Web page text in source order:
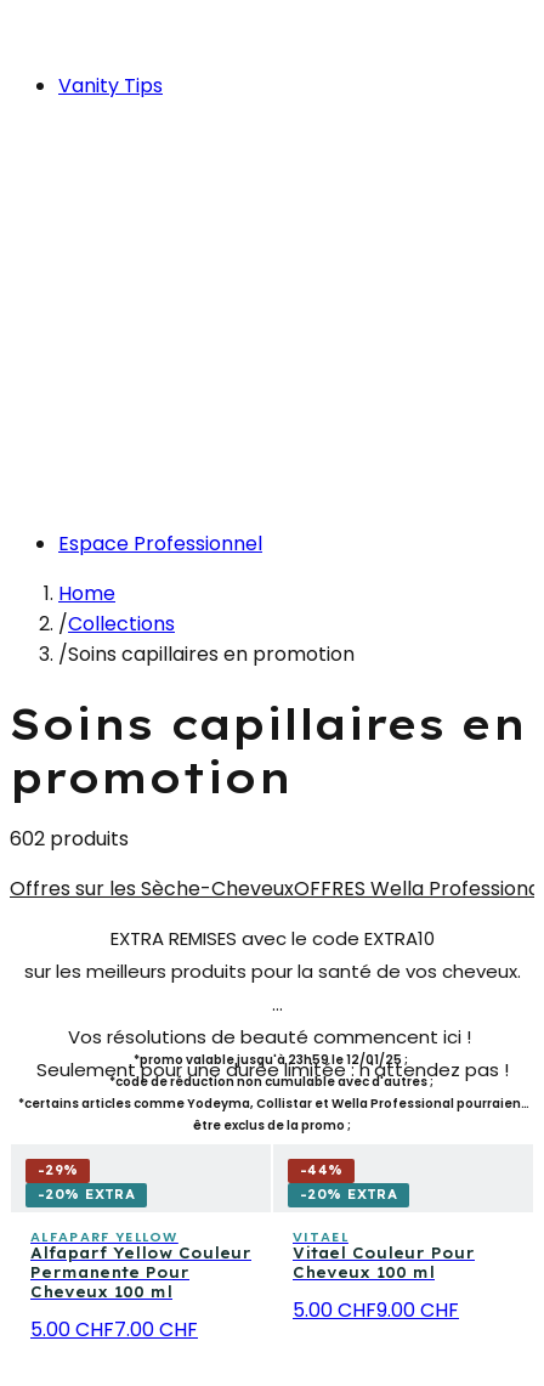
Vanity Tips
Espace Professionnel
Home
/Collections
/Soins capillaires en promotion
Soins capillaires en
promotion
602 produits
Offres sur les Sèche-CheveuxOFFRES Wella
EXTRA REMISES avec le code EXTRA10
sur les meilleurs produits pour la santé de vos cheveux.
Vos résolutions de beauté commencent ici !
Seulement pour une durée limitée : n'attendez pas !
*promo valable jusqu'à 23h59 le 12/01/25 ;
*code de réduction non cumulable avec d'autres ;
*certains articles comme Yodeyma, Collistar et Wella Professional pourraient
être exclus de la promo ;
-29%
-20% EXTRA
ALFAPARF YELLOW
Alfaparf Yellow Couleur
Permanente Pour
Cheveux 100 ml
5.00 CHF7.00 CHF
-44%
-20% EXTRA
VITAEL
Vitael Couleur Pour
Cheveux 100 ml
5.00 CHF9.00 CHF